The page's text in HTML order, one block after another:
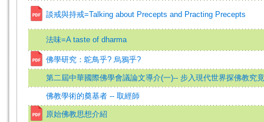
談戒與持戒=Talking about Precepts and Practing Precepts
法味=A taste of dharma
佛學研究：鴕鳥乎? 烏鴉乎?
第二屆中華國際佛學會議論文導介(一)-- 步入現代世界探佛教究竟
佛教學術的奠基者 -- 取經師
原始佛教思想介紹